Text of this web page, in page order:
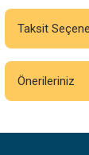
Taksit
Önerileriniz